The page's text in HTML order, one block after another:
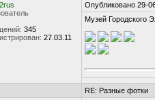
345
27.03.11
Опубликовано 29-
Музей Городского
RE: Разные фотки